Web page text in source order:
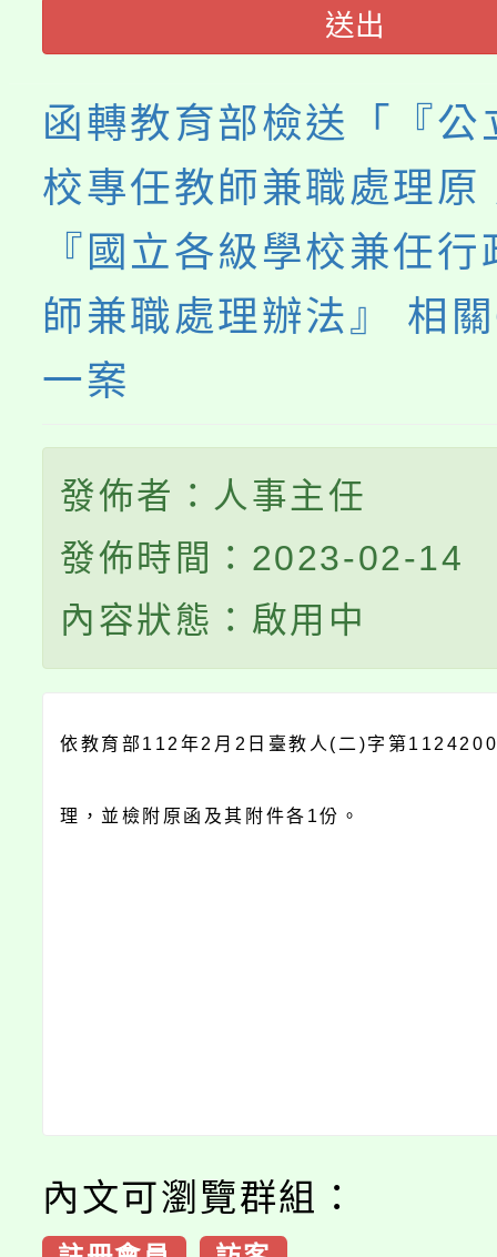
《TA101》溝通分析基
程，歡迎學生輔導中心
心理、諮商輔導、社會
系所師生報名參加。
送出
函轉教育部檢送「『公
校專任教師兼職處理原
『國立各級學校兼任
師兼職處理辦法』 相
一案
發佈者：人事主任
發佈時間：2023-02-14
內容狀態：啟用中
依教育部112年2月2日臺教人(二)字第
理，並檢附原函及其附件各1份。
內文可瀏覽群組：